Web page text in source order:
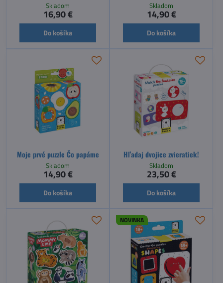
Skladom
16,90 €
Do košíka
Skladom
14,90 €
Do košíka
Moje prvé puzzle Čo papáme
Skladom
14,90 €
Do košíka
Hľadaj dvojice zvieratiek!
Skladom
23,50 €
Do košíka
NOVINKA